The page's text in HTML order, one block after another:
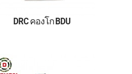
สาธารณรัฐประชาธิปไตย
DRC คองโก BDU